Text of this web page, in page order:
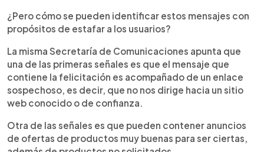
¿Pero cómo se pueden identificar estos mensajes con
propósitos de estafar a los usuarios?
La misma Secretaría de Comunicaciones apunta que
una de las primeras señales es que el mensaje que
contiene la felicitación es acompañado de un enlace
sospechoso, es decir, que no nos dirige hacia un sitio
web conocido o de confianza.
Otra de las señales es que pueden contener anuncios
de ofertas de productos muy buenas para ser ciertas,